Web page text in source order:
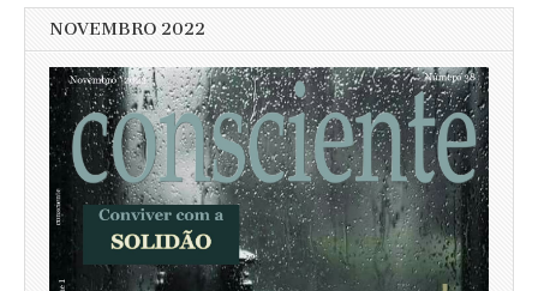
NOVEMBRO 2022